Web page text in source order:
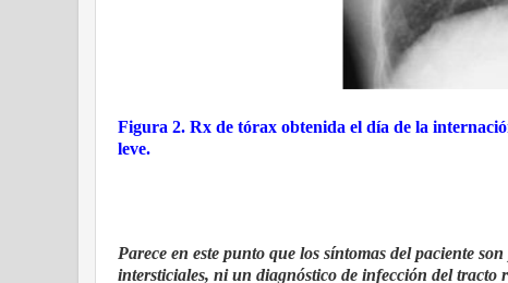
Figura 2. Rx de tórax obtenida el día de la
leve.
Parece en este punto que los síntomas del paciente
intersticiales, ni un diagnóstico de infección del